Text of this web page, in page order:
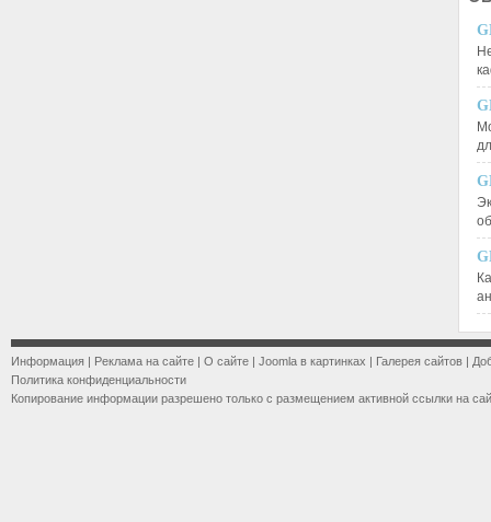
Информация | Реклама на сайте | О сайте | Joomla в картинках | Галерея сайтов |
Политика конфиденциальности
Копирование информации разрешено только с размещением активной ссылки на